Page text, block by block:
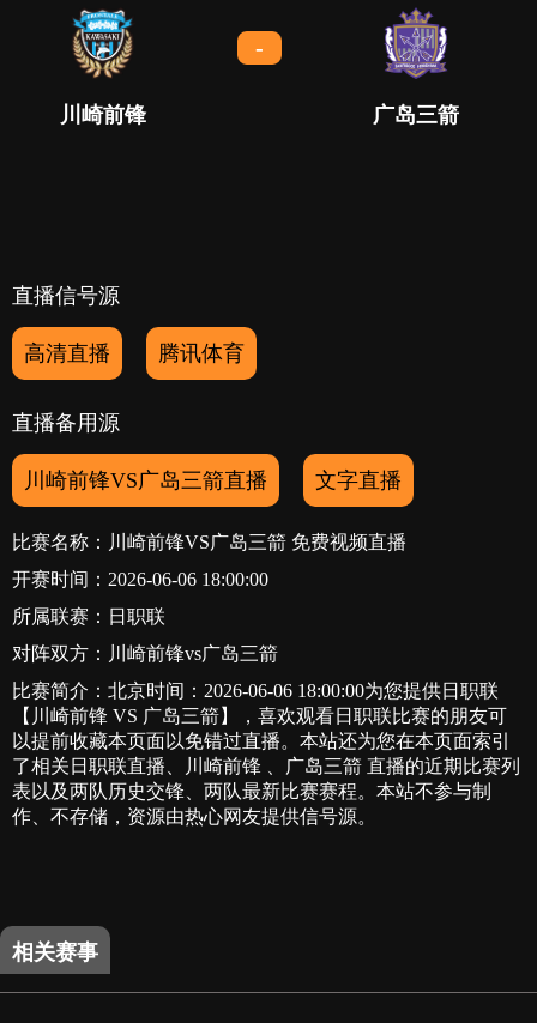
川崎前锋
-
广岛三箭
直播信号源
高清直播 腾讯体育
直播备用源
川崎前锋VS广岛三箭直播 文字直播
比赛名称：川崎前锋VS广岛三箭 免费视频直播
开赛时间：2026-06-06 18:00:00
所属联赛： 日职联
对阵双方：川崎前锋vs广岛三箭
比赛简介：北京时间：2026-06-06 18:00:00为您提供日职联
【川崎前锋 VS 广岛三箭】，喜欢观看日职联比赛的朋友可
以提前收藏本页面以免错过直播。本站还为您在本页面索引
了相关日职联直播、川崎前锋 、广岛三箭 直播的近期比赛列
表以及两队历史交锋、两队最新比赛赛程。本站不参与制
作、不存储，资源由热心网友提供信号源。
相关赛事